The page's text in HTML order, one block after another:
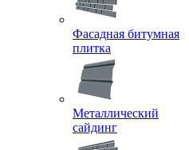
Фасадная битумная
плитка
Металлический
сайдинг